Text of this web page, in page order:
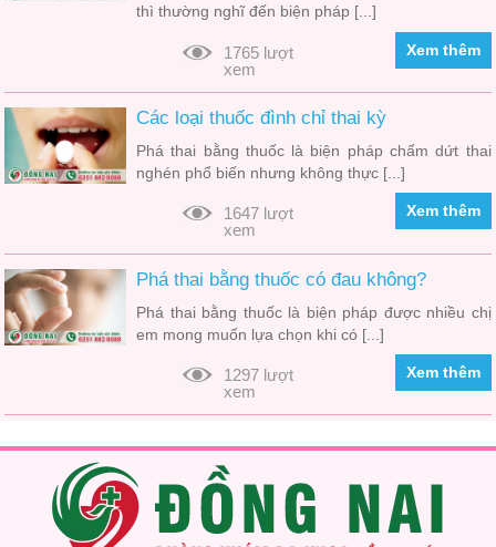
thì thường nghĩ đến biện pháp [...]
1765 lượt
xem
Xem thêm
Các loại thuốc đình chỉ thai kỳ
Phá thai bằng thuốc là biện pháp chấm dứt thai
nghén phổ biến nhưng không thực [...]
1647 lượt
xem
Xem thêm
Phá thai bằng thuốc có đau không?
Phá thai bằng thuốc là biện pháp được nhiều chị
em mong muốn lựa chọn khi có [...]
1297 lượt
xem
Xem thêm